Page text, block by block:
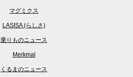
マグミクス
LASISA (らしさ)
乗りものニュース
Merkmal
くるまのニュース